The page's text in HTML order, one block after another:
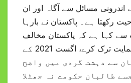
اندرونی مسائل سے آگاہ اور ان
رکھتا ہے۔ پاکستان نے بارہا
سے کہا ہے کہ پاکستان مخالف
دہشت گردوں کی حمایت ترک کرے، اگست 2021 کے
سے دہشت گردی میں واضح
طالبان حکومت نہ جھٹلا